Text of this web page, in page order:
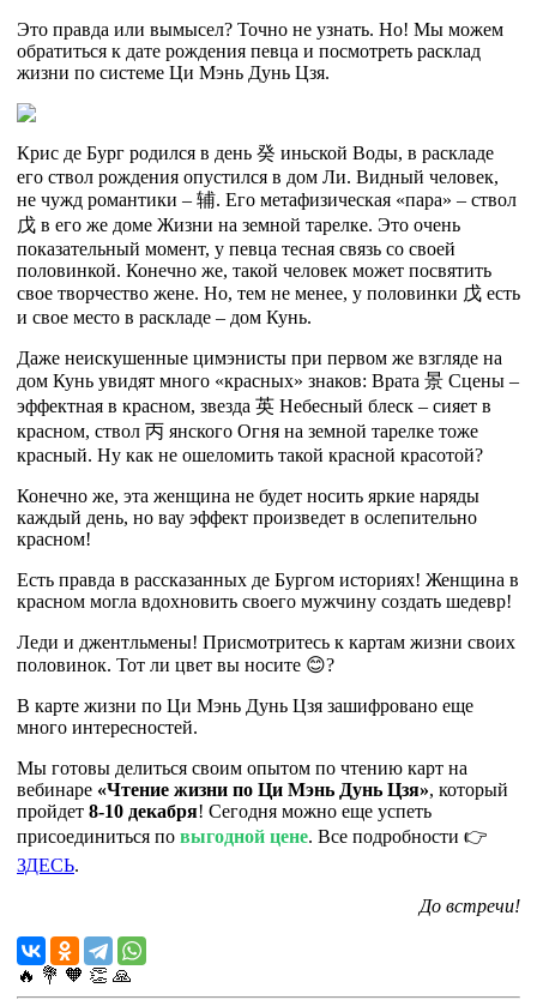
Это правда или вымысел? Точно не узнать. Но! Мы можем
обратиться к дате рождения певца и посмотреть расклад
жизни по системе Ци Мэнь Дунь Цзя.
Крис де Бург родился в день 癸 иньской Воды, в раскладе
его ствол рождения опустился в дом Ли. Видный человек,
не чужд романтики – 辅. Его метафизическая «пара» – ствол
戊 в его же доме Жизни на земной тарелке. Это очень
показательный момент, у певца тесная связь со своей
половинкой. Конечно же, такой человек может посвятить
свое творчество жене. Но, тем не менее, у половинки 戊 есть
и свое место в раскладе – дом Кунь.
Даже неискушенные цимэнисты при первом же взгляде на
дом Кунь увидят много «красных» знаков: Врата 景 Сцены –
эффектная в красном, звезда 英 Небесный блеск – сияет в
красном, ствол 丙 янского Огня на земной тарелке тоже
красный. Ну как не ошеломить такой красной красотой?
Конечно же, эта женщина не будет носить яркие наряды
каждый день, но вау эффект произведет в ослепительно
красном!
Есть правда в рассказанных де Бургом историях! Женщина в
красном могла вдохновить своего мужчину создать шедевр!
Леди и джентльмены! Присмотритесь к картам жизни своих
половинок. Тот ли цвет вы носите 😊?
В карте жизни по Ци Мэнь Дунь Цзя зашифровано еще
много интересностей.
Мы готовы делиться своим опытом по чтению карт на
вебинаре «Чтение жизни по Ци Мэнь Дунь Цзя», который
пройдет 8-10 декабря! Сегодня можно еще успеть
присоединиться по выгодной цене. Все подробности 👉
ЗДЕСЬ.
До встречи!
🔥 💐 🧡 👏 🙏